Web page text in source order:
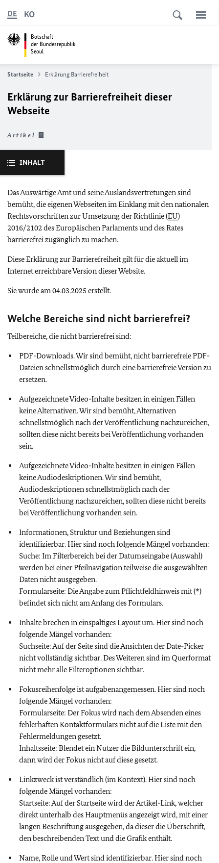
Botschaft
der Bundesrepublik
Seoul
DE KO
Startseite Erklärung Barrierefreiheit
Erklärung zur Barrierefreiheit dieser
Webseite
Artikel
INHALT
Das Auswärtige Amt und seine Auslandsvertretungen sind
bemüht, die eigenen Webseiten im Einklang mit den nationalen
Rechtsvorschriften zur Umsetzung der Richtlinie (EU)
2016/2102 des Europäischen Parlaments und des Rates
barrierefrei zugänglich zu machen.
Diese Erklärung zur Barrierefreiheit gilt für die aktuell im
Internet erreichbare Version dieser Website.
Sie wurde am 04.03.2025 erstellt.
Welche Bereiche sind nicht barrierefrei?
Teilbereiche, die nicht barrierefrei sind:
PDF-Downloads. Wir sind bemüht, nicht barrierefreie PDF-
Dateien schnellstmöglich durch eine barrierefreie Version zu
ersetzen.
Aufgezeichnete Video-Inhalte besitzen in einigen Fällen
keine Alternativen. Wir sind bemüht, Alternativen
schnellstmöglich nach der Veröffentlichung nachzureichen,
sollten diese nicht bereits bei Veröffentlichung vorhanden
sein.
Aufgezeichnete Video-Inhalte besitzen in einigen Fällen
keine Audiodeskriptionen. Wir sind bemüht,
Audiodeskriptionen schnellstmöglich nach der
Veröffentlichung nachzureichen, sollten diese nicht bereits
bei Veröffentlichung vorhanden sein.
Informationen, Struktur und Beziehungen sind
identifizierbar. Hier sind noch folgende Mängel vorhanden:
Suche: Im Filterbereich bei der Datumseingabe (Auswahl)
werden bei einer Pfeilnavigation teilweise die ausgewählten
Daten nicht ausgegeben.
Formularseite: Die Angabe zum Pflichtfeldhinweis mit (*)
befindet sich nicht am Anfang des Formulars.
Inhalte brechen in einspaltiges Layout um. Hier sind noch
folgende Mängel vorhanden:
Suchseite: Auf der Seite sind die Ansichten der Date-Picker
nicht vollständig sichtbar. Des Weiteren sind im Querformat
nicht mehr alle Filteroptionen sichtbar.
Fokusreihenfolge ist aufgabenangemessen. Hier sind noch
folgende Mängel vorhanden:
Formularseite: Der Fokus wird nach dem Absenden eines
fehlerhaften Kontaktformulars nicht auf die Liste mit den
Fehlermeldungen gesetzt.
Inhaltsseite: Blendet ein Nutzer die Bildunterschrift ein,
dann wird der Fokus nicht auf diese gesetzt.
Linkzweck ist verständlich (im Kontext). Hier sind noch
folgende Mängel vorhanden:
Startseite: Auf der Startseite wird der Artikel-Link, welcher
direkt unterhalb des Hauptmenüs angezeigt wird, mit einer
langen Beschriftung ausgegeben, da dieser die Überschrift,
den beschreibenden Text und die Grafik enthält.
Name, Rolle und Wert sind identifizierbar. Hier sind noch